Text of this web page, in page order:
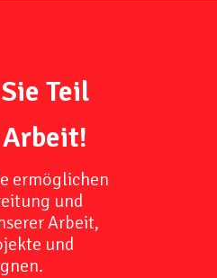
Teil
ermöglichen
und
Arbeit,
und